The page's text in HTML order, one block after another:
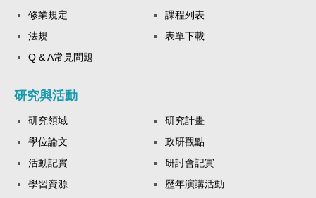
修業規定
課程列表
法規
表單下載
Q & A常見問題
研究與活動
研究領域
研究計畫
學位論文
政研觀點
活動記實
研討會記實
學習資源
歷年演講活動